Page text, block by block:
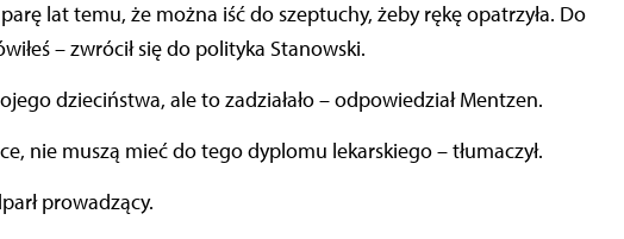
lat temu, że można iść do szeptuchy, żeby rękę opatrzyła. Do
– zwrócił się do polityka Stanowski.
dzieciństwa, ale to zadziałało – odpowiedział Mentzen.
nie muszą mieć do tego dyplomu lekarskiego – tłumaczył.
prowadzący.